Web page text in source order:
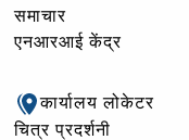
समाचार
एनआरआई केंद्र
कार्यालय लोकेटर
चित्र प्रदर्शनी